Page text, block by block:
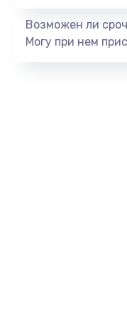
Возможен ли
Могу при нем